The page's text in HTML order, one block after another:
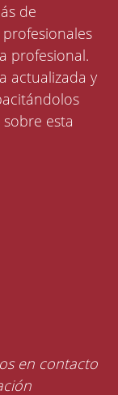
de
actualizada y
esta
en contacto